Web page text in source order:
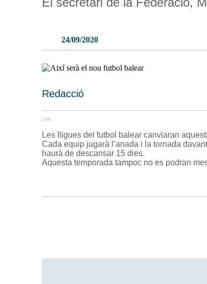
24/09/2020
Redacció
206
Les lligues del futbol balear canviaran
Cada equip jugarà l’anada i la tornada
haurà de descansar 15 dies.
Aquesta temporada tampoc no es podran